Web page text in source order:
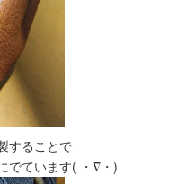
することで
でています( ・∇・)